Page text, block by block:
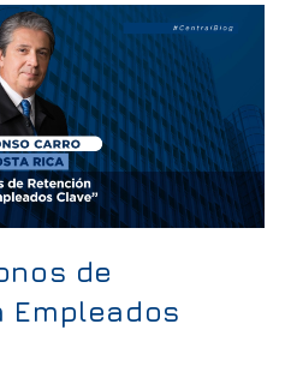
de
Empleados